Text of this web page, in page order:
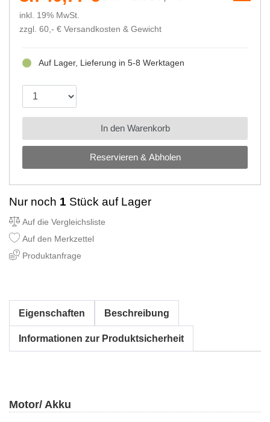
inkl. 19% MwSt.
zzgl. 60,- € Versandkosten & Gewicht
Reservieren & Abholen
Auf Lager, Lieferung in 5-8 Werktagen
In den Warenkorb
Nur noch 1 Stück auf Lager
Auf die Vergleichsliste
Auf den Merkzettel
Produktanfrage
Eigenschaften Beschreibung
Informationen zur Produktsicherheit
Motor/ Akku